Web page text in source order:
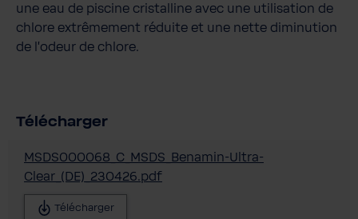
une eau de piscine cristalline avec une utilisation de
chlore extrêmement réduite et une nette diminution
de l’odeur de chlore.
Télécharger
MSDS000068_C_MSDS_Benamin-Ultra-
Clear_(DE)_230426.pdf
Télécharger